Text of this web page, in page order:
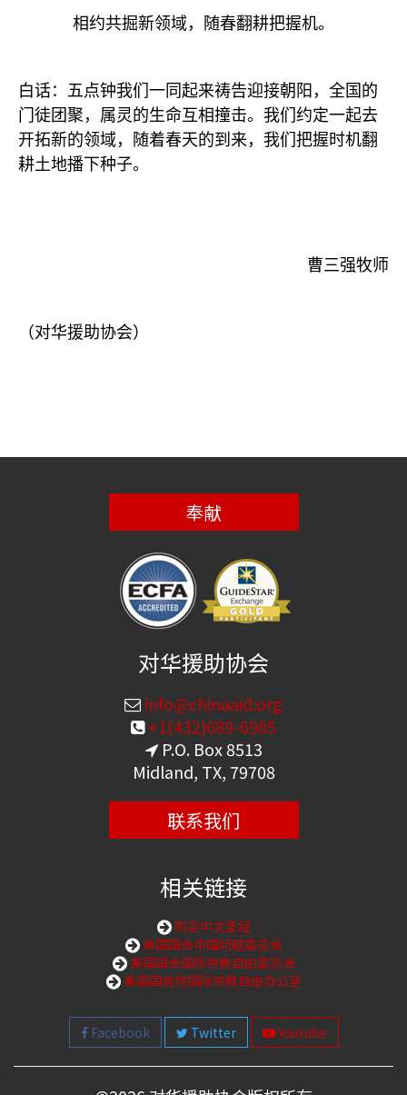
相约共掘新领域，随春翻耕把握机。
白话：五点钟我们一同起来祷告迎接朝阳，全国的
门徒团聚，属灵的生命互相撞击。我们约定一起去
开拓新的领域，随着春天的到来，我们把握时机翻
耕土地播下种子。
曹三强牧师
（对华援助协会）
奉献
对华援助协会
info@chinaaid.org
+1(432)689-6985
P.O. Box 8513
Midland, TX, 79708
联系我们
相关链接
购买中文圣经
美国国会中国问题委员会
美国国会国际宗教自由委员会
美国国务院国际宗教自由办公室
Facebook Twitter Youtube